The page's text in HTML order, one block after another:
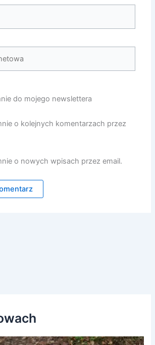
do mojego newslettera
o kolejnych komentarzach przez
o nowych wpisach przez email.